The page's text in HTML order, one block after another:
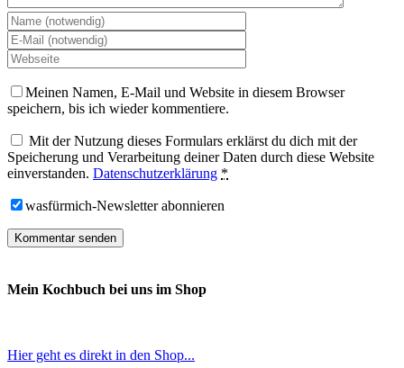
Meinen Namen, E-Mail und Website in diesem Browser
speichern, bis ich wieder kommentiere.
Mit der Nutzung dieses Formulars erklärst du dich mit der
Speicherung und Verarbeitung deiner Daten durch diese Website
einverstanden. Datenschutzerklärung *
wasfürmich-Newsletter abonnieren
Mein Kochbuch bei uns im Shop
Hier geht es direkt in den Shop...